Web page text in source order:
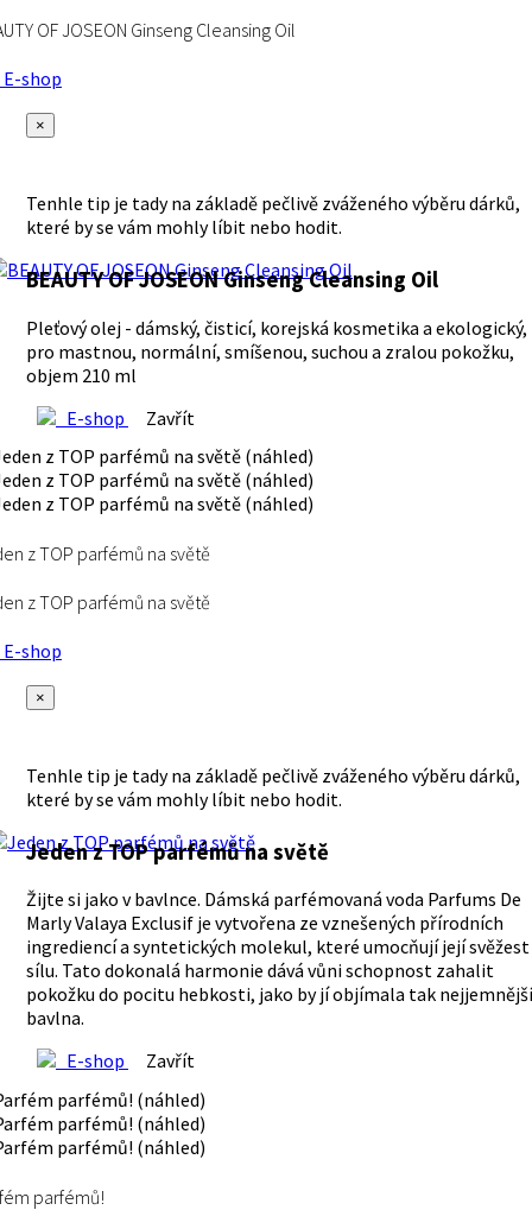
OF JOSEON Ginseng Cleansing Oil
shop
×
Tenhle tip je tady na základě pečlivě zváženého výběru dárků,
které by se vám mohly líbit nebo hodit.
BEAUTY OF JOSEON Ginseng Cleansing Oil
Pleťový olej - dámský, čisticí, korejská kosmetika a ekologický,
pro mastnou, normální, smíšenou, suchou a zralou pokožku,
objem 210 ml
E-shop
Zavřít
z TOP parfémů na světě
z TOP parfémů na světě
shop
×
Tenhle tip je tady na základě pečlivě zváženého výběru dárků,
které by se vám mohly líbit nebo hodit.
Jeden z TOP parfémů na světě
Žijte si jako v bavlnce. Dámská parfémovaná voda Parfums De
Marly Valaya Exclusif je vytvořena ze vznešených přírodních
ingrediencí a syntetických molekul, které umocňují její svěžest
sílu. Tato dokonalá harmonie dává vůni schopnost zahalit
pokožku do pocitu hebkosti, jako by jí objímala tak nejjemnější
bavlna.
E-shop
Zavřít
parfémů!